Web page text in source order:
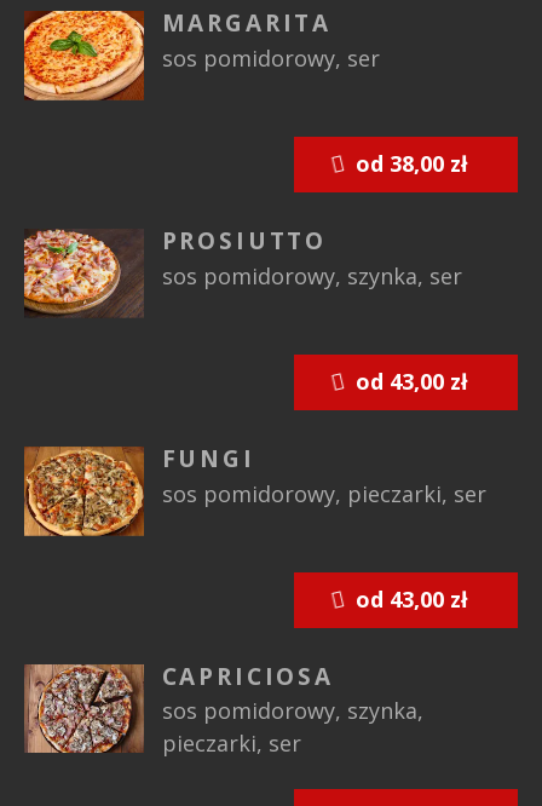
MARGARITA
sos pomidorowy, ser
PROSIUTTO
sos pomidorowy, szynka, ser
FUNGI
sos pomidorowy, pieczarki, ser
CAPRICIOSA
sos pomidorowy, szynka,
pieczarki, ser